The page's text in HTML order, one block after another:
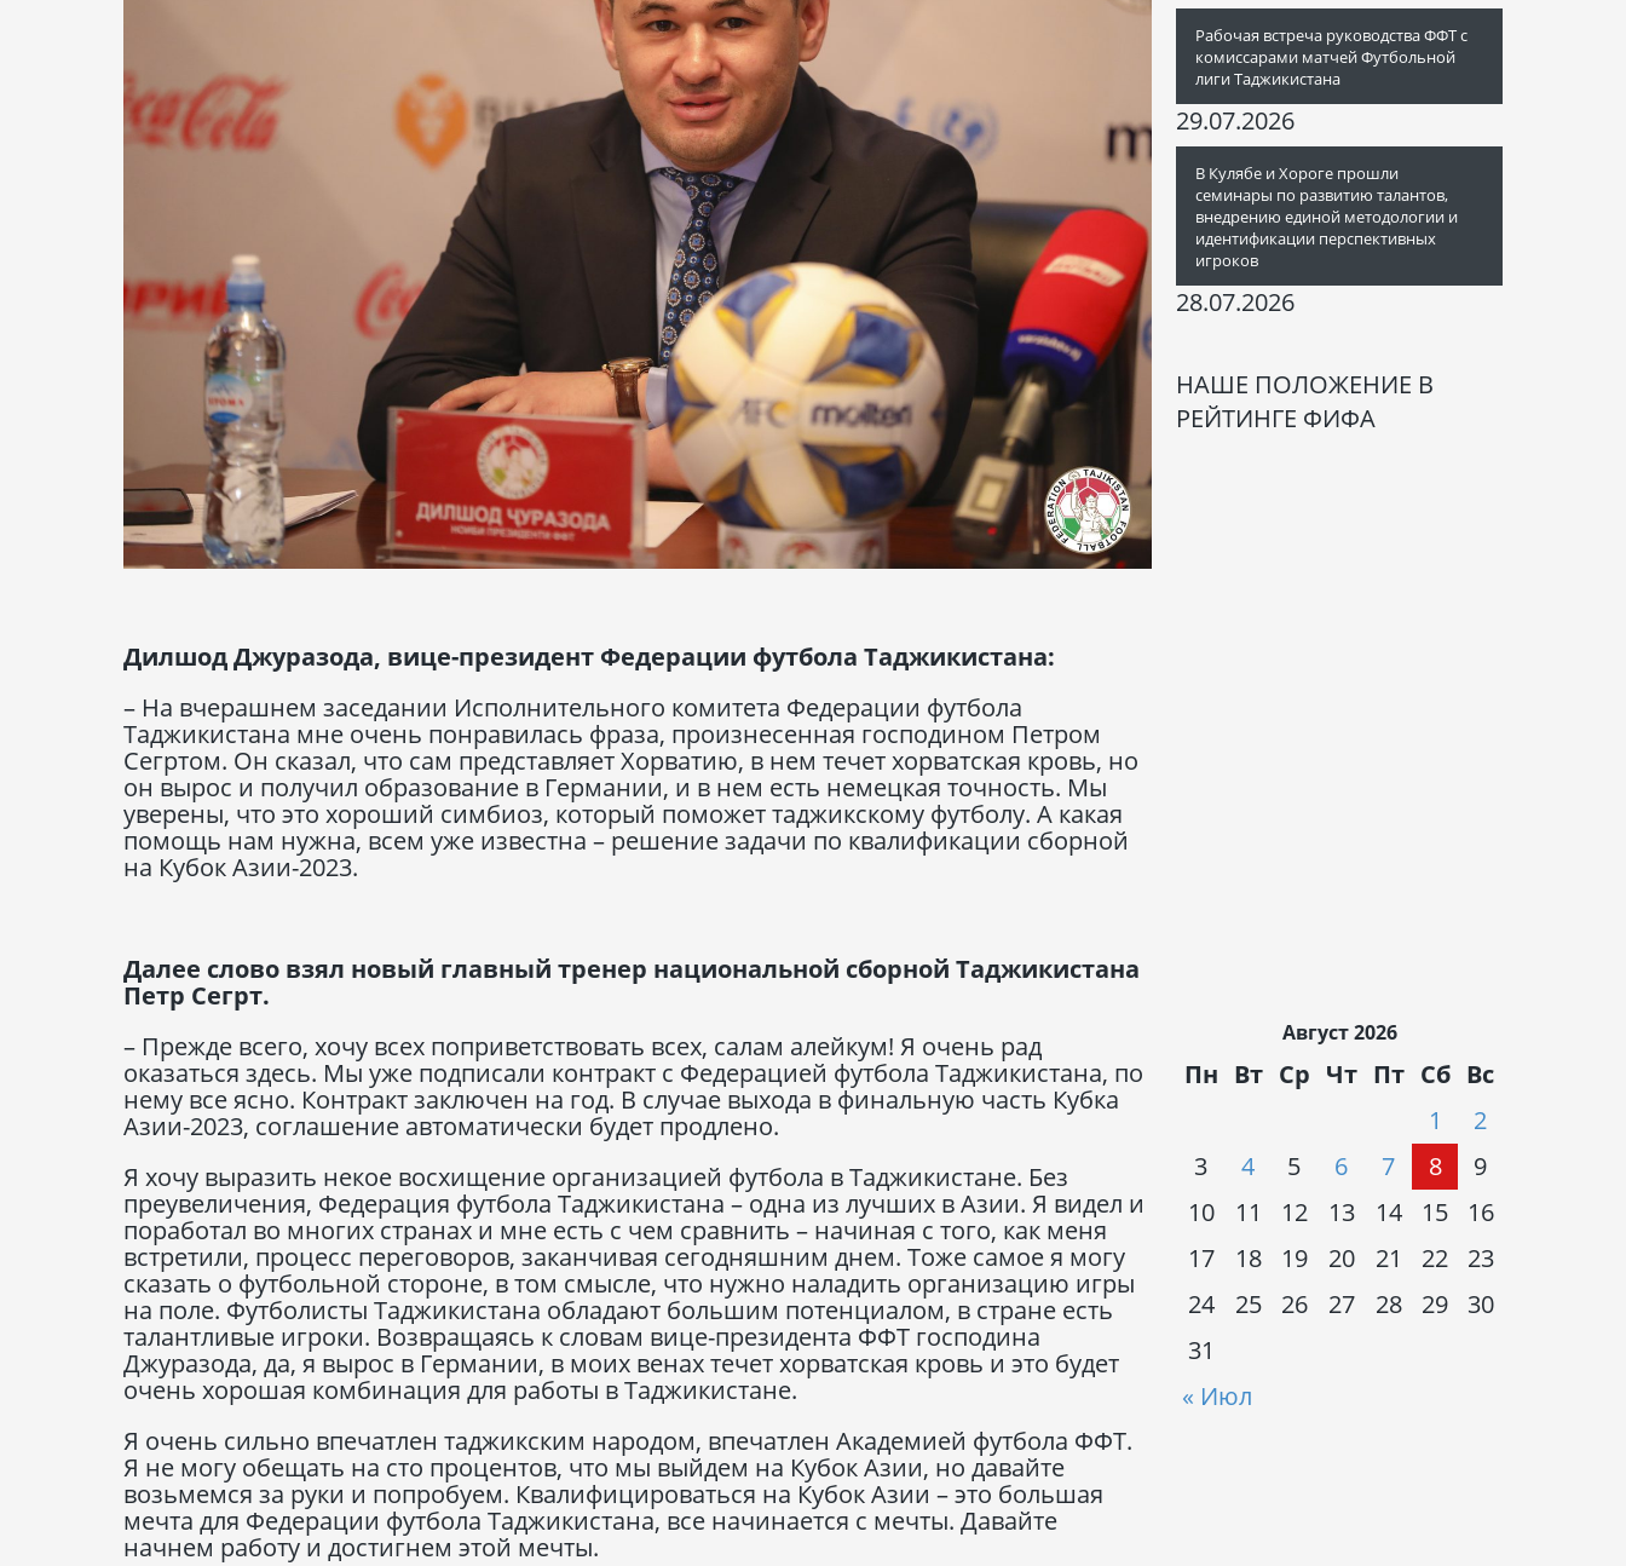
Дилшод Джуразода, вице-президент Федерации футбола Таджикистана:
– На вчерашнем заседании Исполнительного комитета Федерации футбола
Таджикистана мне очень понравилась фраза, произнесенная господином Петром
Сегртом. Он сказал, что сам представляет Хорватию, в нем течет хорватская кровь, но
он вырос и получил образование в Германии, и в нем есть немецкая точность. Мы
уверены, что это хороший симбиоз, который поможет таджикскому футболу. А какая
помощь нам нужна, всем уже известна – решение задачи по квалификации сборной
на Кубок Азии-2023.
Далее слово взял новый главный тренер национальной сборной Таджикистана
Петр Сегрт.
– Прежде всего, хочу всех поприветствовать всех, салам алейкум! Я очень рад
оказаться здесь. Мы уже подписали контракт с Федерацией футбола Таджикистана, по
нему все ясно. Контракт заключен на год. В случае выхода в финальную часть Кубка
Азии-2023, соглашение автоматически будет продлено.
Я хочу выразить некое восхищение организацией футбола в Таджикистане. Без
преувеличения, Федерация футбола Таджикистана – одна из лучших в Азии. Я видел и
поработал во многих странах и мне есть с чем сравнить – начиная с того, как меня
встретили, процесс переговоров, заканчивая сегодняшним днем. Тоже самое я могу
сказать о футбольной стороне, в том смысле, что нужно наладить организацию игры
на поле. Футболисты Таджикистана обладают большим потенциалом, в стране есть
талантливые игроки. Возвращаясь к словам вице-президента ФФТ господина
Джуразода, да, я вырос в Германии, в моих венах течет хорватская кровь и это будет
очень хорошая комбинация для работы в Таджикистане.
Я очень сильно впечатлен таджикским народом, впечатлен Академией футбола ФФТ.
Я не могу обещать на сто процентов, что мы выйдем на Кубок Азии, но давайте
возьмемся за руки и попробуем. Квалифицироваться на Кубок Азии – это большая
мечта для Федерации футбола Таджикистана, все начинается с мечты. Давайте
начнем работу и достигнем этой мечты.
Рабочая встреча руководства ФФТ с
комиссарами матчей Футбольной
лиги Таджикистана
29.07.2026
В Кулябе и Хороге прошли
семинары по развитию талантов,
внедрению единой методологии и
идентификации перспективных
игроков
28.07.2026
НАШЕ ПОЛОЖЕНИЕ В
РЕЙТИНГЕ ФИФА
Август 2026
Пн Вт Ср Чт Пт Сб Вс
« Июл
1
2
3
4 5 6 7 8
9
10
11 12 13 14 15
16
17
18 19 20 21 22
23
24
25 26 27 28 29
30
31